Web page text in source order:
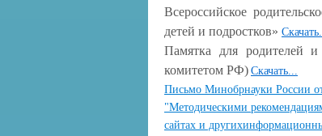
Всероссийское
детей и подростков»
Памятка для родителей и
комитетом РФ) Скачать...
Письмо Минобрнауки России
"Методическими
сайтах и